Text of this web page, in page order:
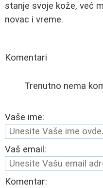
stanje svoje kože, već
novac i vreme.
Komentari
Trenutno nema
Vaše ime:
Vaš email:
Komentar: